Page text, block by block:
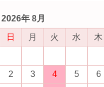
2026年 8月
日
月 火 水 木
2
3 4 5 6